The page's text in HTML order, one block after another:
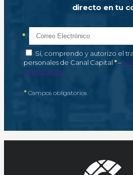
directo en tu
Correo electrónico
*Campo obligatorio
Autorización de tratamiento de
Sí, comprendo y autorizo el
personales de Canal Capital *–
condiciones
*Campos obligatorios